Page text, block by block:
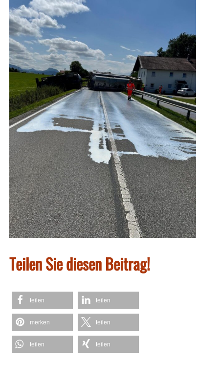
Teilen Sie diesen Beitrag!
teilen teilen
merken teilen
teilen teilen